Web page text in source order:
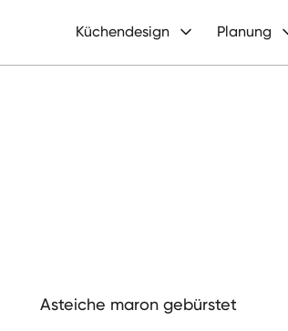
Küchendesign Planung
Asteiche maron gebürstet